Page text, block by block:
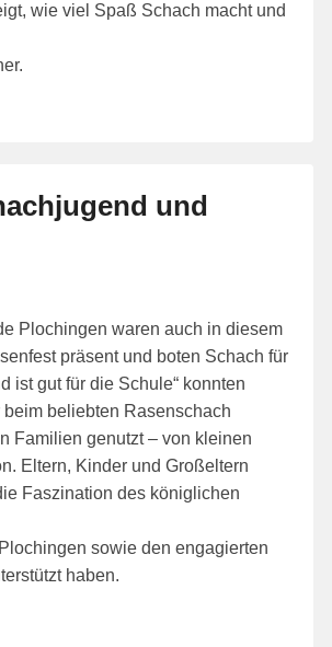
wie viel Spaß Schach macht und
und
Plochingen waren auch in diesem
präsent und boten Schach für
ist gut für die Schule“ konnten
beliebten Rasenschach
Familien genutzt – von kleinen
Eltern, Kinder und Großeltern
Faszination des königlichen
sowie den engagierten
haben.